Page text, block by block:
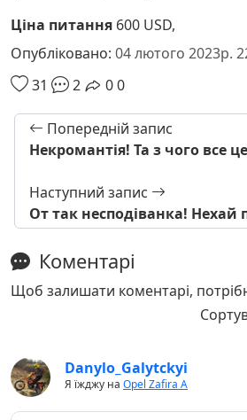
Ціна питання 600 USD,
Опубліковано: 04 лютого 2023р.
31
2 00
Попередній запис
Некромантія! Та з чого все
Наступний запис
От так несподіванка!
Коментарі
Щоб залишати коментарі,
Danylo_Galytckyi
Я їжджу на Opel Zafira A